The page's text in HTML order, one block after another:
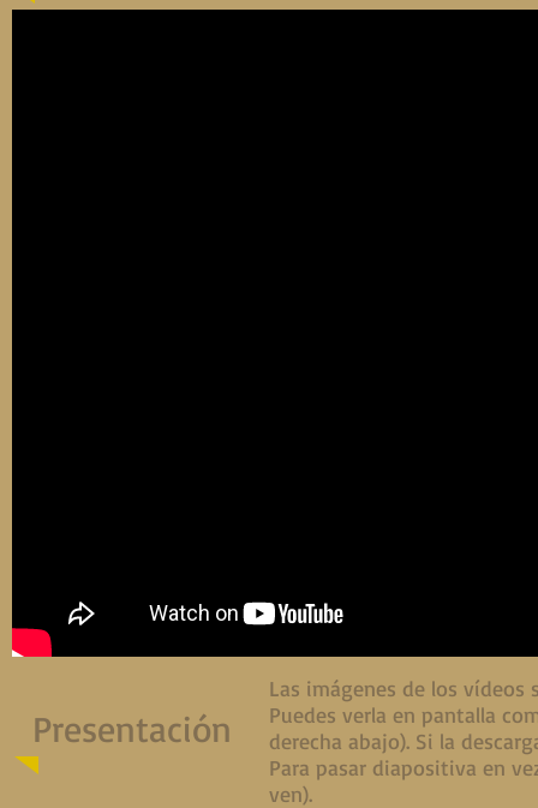
Presentación
Las imágenes de los vídeos
Puedes verla en pantalla
derecha abajo). Si la
Para pasar diapositiva en
ven).